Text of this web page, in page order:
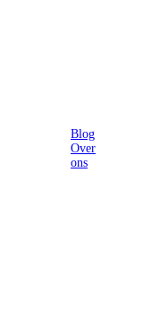
Blog
Over
ons